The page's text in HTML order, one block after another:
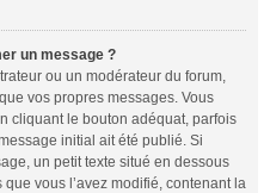
un message ?
ou un modérateur du forum,
vos propres messages. Vous
cliquant le bouton adéquat, parfois
initial ait été publié. Si
un petit texte situé en dessous
vous l’avez modifié, contenant la